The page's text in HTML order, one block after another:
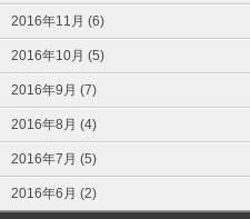
2016年11月 (6)
2016年10月 (5)
2016年9月 (7)
2016年8月 (4)
2016年7月 (5)
2016年6月 (2)